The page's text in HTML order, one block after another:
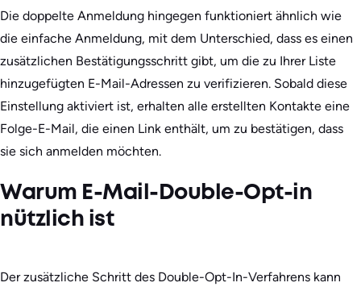
Die doppelte Anmeldung hingegen funktioniert ähnlich wie
die einfache Anmeldung, mit dem Unterschied, dass es einen
zusätzlichen Bestätigungsschritt gibt, um die zu Ihrer Liste
hinzugefügten E-Mail-Adressen zu verifizieren. Sobald diese
Einstellung aktiviert ist, erhalten alle erstellten Kontakte eine
Folge-E-Mail, die einen Link enthält, um zu bestätigen, dass
sie sich anmelden möchten.
Warum E-Mail-Double-Opt-in
nützlich ist
Der zusätzliche Schritt des Double-Opt-In-Verfahrens kann